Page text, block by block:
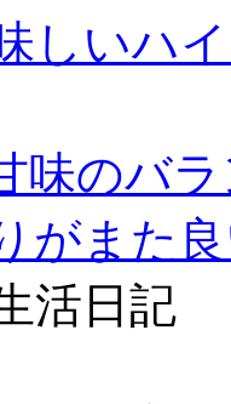
しいハ
味のバ
がまた
活日記